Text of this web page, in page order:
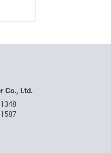
Co., Ltd.